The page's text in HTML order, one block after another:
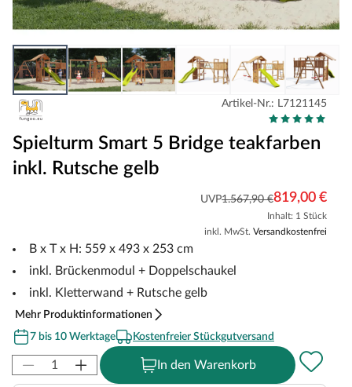
Artikel-Nr.: L7121145
Spielturm Smart 5 Bridge teakfarben
inkl. Rutsche gelb
UVP1.567,90 €819,00 €
Inhalt: 1 Stück
inkl. MwSt. Versandkostenfrei
B x T x H: 559 x 493 x 253 cm
inkl. Brückenmodul + Doppelschaukel
inkl. Kletterwand + Rutsche gelb
Mehr Produktinformationen
7 bis 10 Werktage
Kostenfreier Stückgutversand
In den Warenkorb